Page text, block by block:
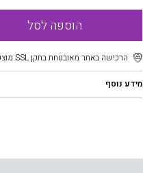
הוספה לסל
הרכישה באתר מאובטחת בתקן SSL מוצפן
מידע נוסף